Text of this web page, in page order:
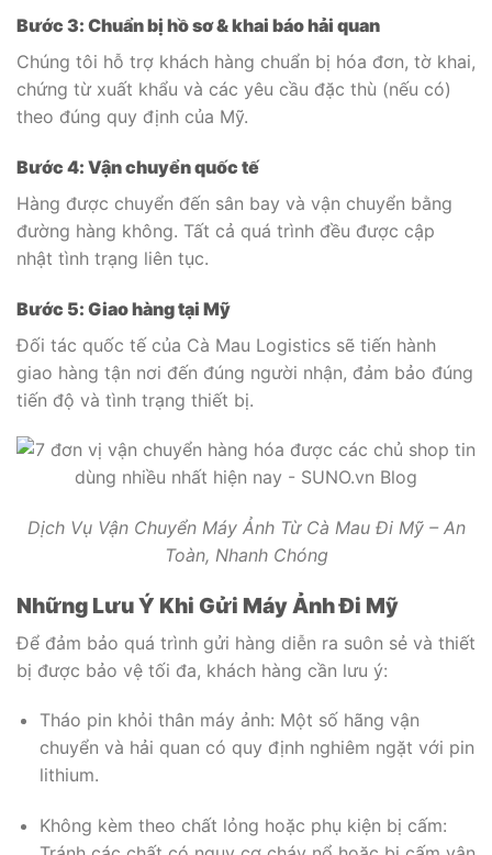
Bước 3: Chuẩn bị hồ sơ & khai báo hải quan
Chúng tôi hỗ trợ khách hàng chuẩn bị hóa đơn, tờ khai,
chứng từ xuất khẩu và các yêu cầu đặc thù (nếu có)
theo đúng quy định của Mỹ.
Bước 4: Vận chuyển quốc tế
Hàng được chuyển đến sân bay và vận chuyển bằng
đường hàng không. Tất cả quá trình đều được cập
nhật tình trạng liên tục.
Bước 5: Giao hàng tại Mỹ
Đối tác quốc tế của Cà Mau Logistics sẽ tiến hành
giao hàng tận nơi đến đúng người nhận, đảm bảo đúng
tiến độ và tình trạng thiết bị.
Dịch Vụ Vận Chuyển Máy Ảnh Từ Cà Mau Đi Mỹ – An
Toàn, Nhanh Chóng
Những Lưu Ý Khi Gửi Máy Ảnh Đi Mỹ
Để đảm bảo quá trình gửi hàng diễn ra suôn sẻ và thiết
bị được bảo vệ tối đa, khách hàng cần lưu ý:
Tháo pin khỏi thân máy ảnh: Một số hãng vận
chuyển và hải quan có quy định nghiêm ngặt với pin
lithium.
Không kèm theo chất lỏng hoặc phụ kiện bị cấm: